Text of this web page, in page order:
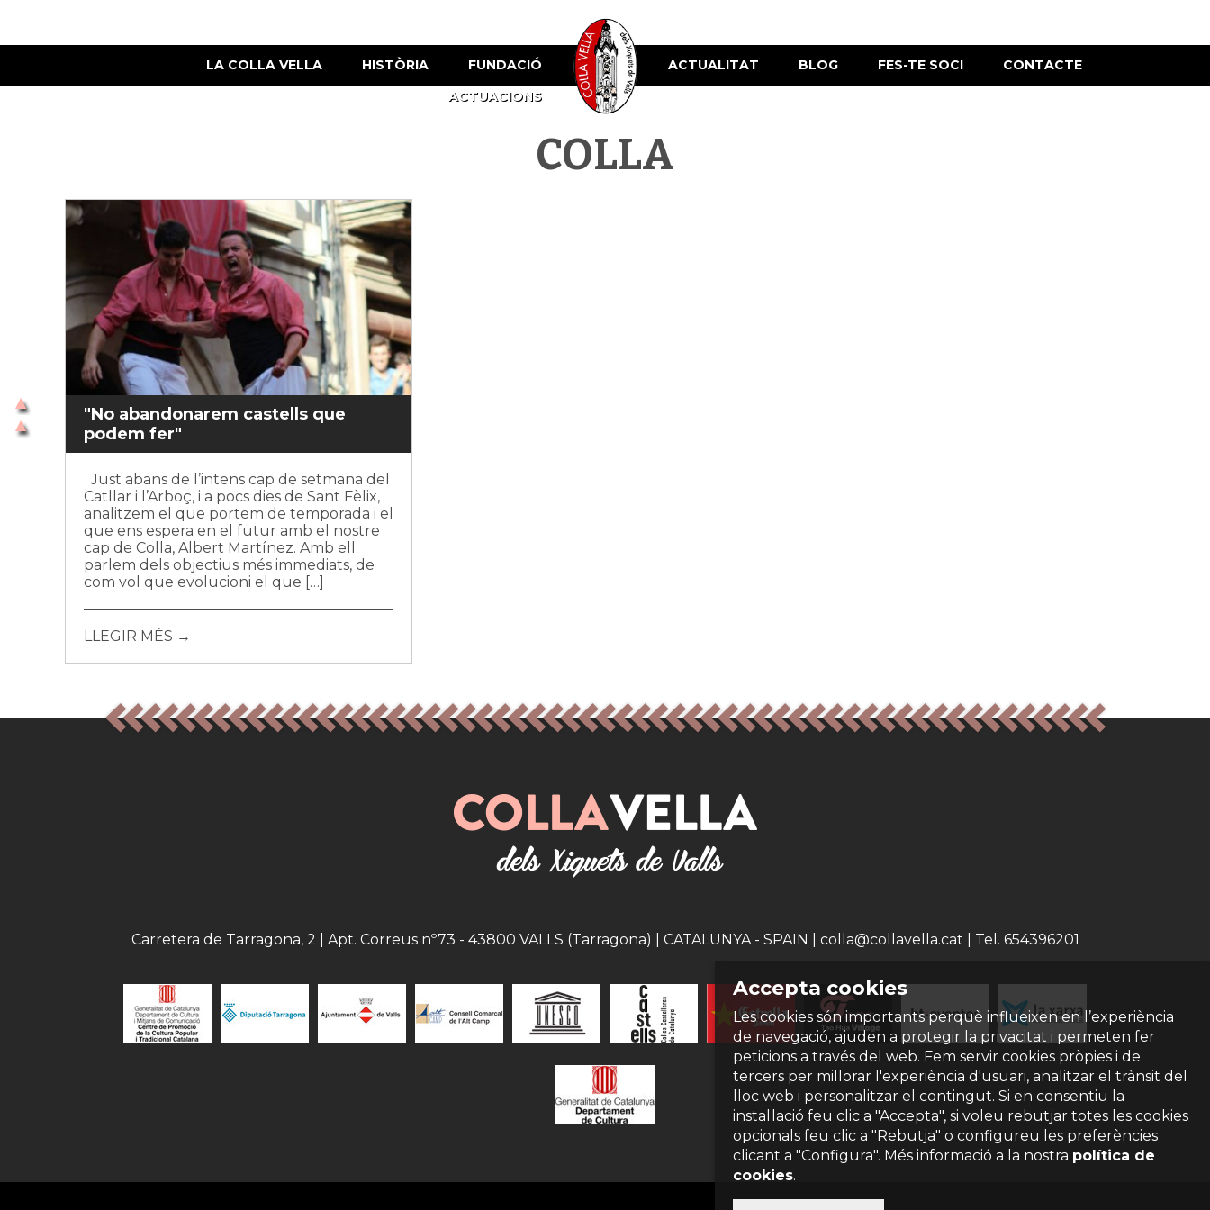
LA COLLA VELLA HISTÒRIA
FUNDACIÓ
ACTUACIONS
ACTUALITAT BLOG FES-TE SOCI CONTACTE
COLLA
"No abandonarem castells que
podem fer"
Just abans de l’intens cap de setmana del
Catllar i l’Arboç, i a pocs dies de Sant Fèlix,
analitzem el que portem de temporada i el
que ens espera en el futur amb el nostre
cap de Colla, Albert Martínez. Amb ell
parlem dels objectius més immediats, de
com vol que evolucioni el que […]
LLEGIR MÉS →
Accepta cookies
Les cookies són importants perquè influeixen en l’experiència
de navegació, ajuden a protegir la privacitat i permeten fer
peticions a través del web. Fem servir cookies pròpies i de
tercers per millorar l'experiència d'usuari, analitzar el trànsit del
lloc web i personalitzar el contingut. Si en consentiu la
instal·lació feu clic a "Accepta", si voleu rebutjar totes les cookies
opcionals feu clic a "Rebutja" o configureu les preferències
clicant a "Configura". Més informació a la nostra política de
cookies.
Carretera de Tarragona, 2 | Apt. Correus nº73 - 43800 VALLS (Tarragona) | CATALUNYA - SPAIN | colla@collavella.cat | Tel. 654396201